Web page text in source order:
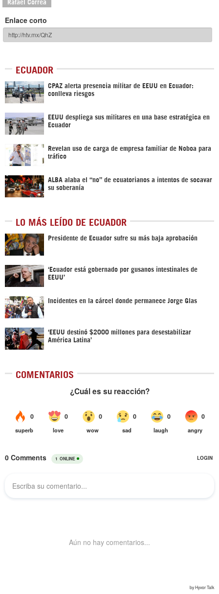
Rafael Correa
Enlace corto
ECUADOR
CPAZ alerta presencia militar de EEUU en Ecuador:
conlleva riesgos
EEUU despliega sus militares en una base estratégica en
Ecuador
Revelan uso de carga de empresa familiar de Noboa para
tráfico
ALBA alaba el “no” de ecuatorianos a intentos de socavar
su soberanía
LO MÁS LEÍDO DE ECUADOR
Presidente de Ecuador sufre su más baja aprobación
‘Ecuador está gobernado por gusanos intestinales de
EEUU’
Incidentes en la cárcel donde permanece Jorge Glas
‘EEUU destinó $2000 millones para desestabilizar
América Latina’
COMENTARIOS